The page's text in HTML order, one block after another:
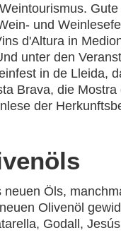
und
d'Altura in
unter den
in de Lleida,
Brava, die
der
Öls,
Olivenöl
Godall,